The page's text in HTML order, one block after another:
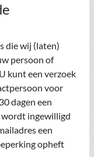
die wij (laten)
persoon of
kunt een verzoek
voor
dagen een
wordt ingewilligd
een
opheft